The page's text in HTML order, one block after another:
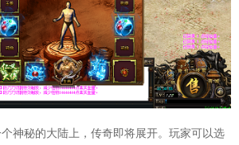
神秘的大陆上，传奇即将展开。玩家可以选